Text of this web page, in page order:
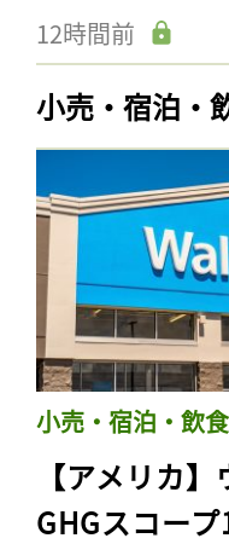
12時間前
小売・宿泊・
小売・宿泊・飲
【アメリカ
GHGスコー